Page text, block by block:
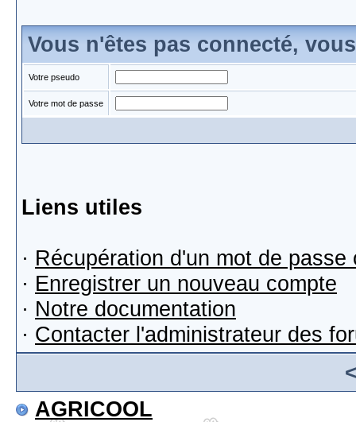
Vous n'êtes pas connecté,
Votre pseudo
Votre mot de passe
Liens utiles
· Récupération d'un mot de passe
· Enregistrer un nouveau compte
· Notre documentation
· Contacter l'administrateur des
AGRICOOL